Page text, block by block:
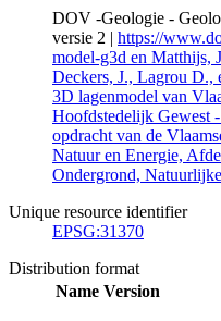
DOV -Geologie -
versie 2 | https://
model-g3d en Matthijs,
Deckers, J., Lagrou D.,
3D lagenmodel van
Hoofdstedelijk Gewest
opdracht van de
Natuur en Energie,
Ondergrond,
Unique resource identifier
EPSG:31370
Distribution format
Name Version